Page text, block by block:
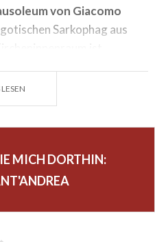
von Giacomo
Sarkophag aus
ruhenden Bögen.
zehn Seitenkapellen
MICH DORTHIN: